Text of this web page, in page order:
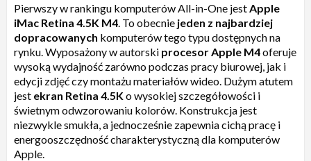
Pierwszy w rankingu komputerów All-in-One jestApple
iMac Retina 4.5K M4. To obecnie jeden z najbardziej
dopracowanych komputerów tego typu dostępnych na
rynku. Wyposażony w autorski procesorApple M4oferuje
wysoką wydajność zarówno podczas pracy biurowej, jak i
edycji zdjęć czy montażu materiałów wideo. Dużym atutem
jest ekran Retina 4.5Ko wysokiej szczegółowości i
świetnym odwzorowaniu kolorów. Konstrukcja jest
niezwykle smukła, a jednocześnie zapewnia cichą pracę i
energooszczędność charakterystyczną dla komputerów
Apple.